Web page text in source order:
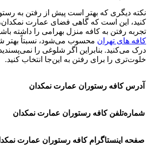
نکته دیگری که بهتر است پیش از رفتن به
کنید، این است که گاهی فضای عمارت
تجربه رفتن به کافه منزل بهرامی را داشته
کافه های تهران محسوب می‌شود، نسبتاً بهتر
درک می‌کنید. بنابراین اگر شلوغی را
خلوت‌تری را برای رفتن به این‌جا انتخاب کنید.
آدرس کافه رستوران عمارت نمکدان
شماره‌تلفن کافه رستوران عمارت نمکدان
صفحه اینستاگرام کافه رستوران عمارت